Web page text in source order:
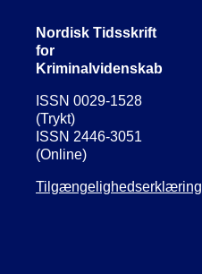
Nordisk Tidsskrift
for
Kriminalvidenskab
ISSN 0029-1528
(Trykt)
ISSN 2446-3051
(Online)
Tilgængelighedserklæring